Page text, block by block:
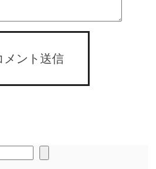
メント送信